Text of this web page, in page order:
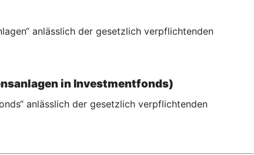
anlässlich der gesetzlich verpflichtenden
in Investmentfonds)
anlässlich der gesetzlich verpflichtenden